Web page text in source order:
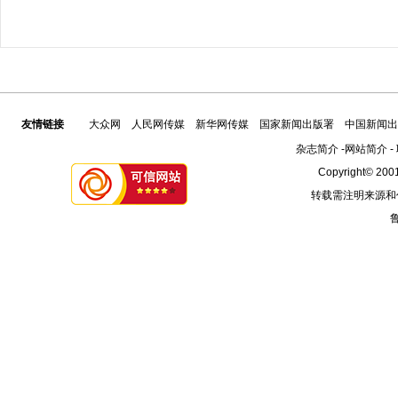
友情链接 大众网 人民网传媒 新华网传媒 国家新闻出版署
中国新闻
杂志简介-网站简介-
Copyright©
转载需注明来源